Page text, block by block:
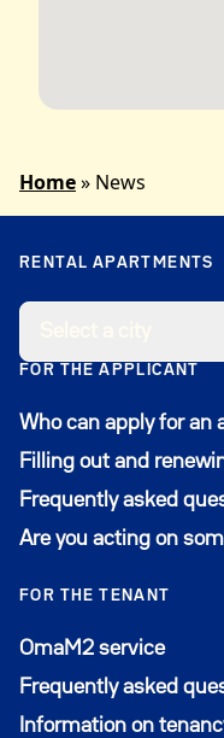
Home» News
RENTAL APARTMENTS
FOR THE APPLICANT
Who can apply for
Filling out and
Frequently asked
Are you acting on
FOR THE TENANT
OmaM2 service
Frequently asked
Information on